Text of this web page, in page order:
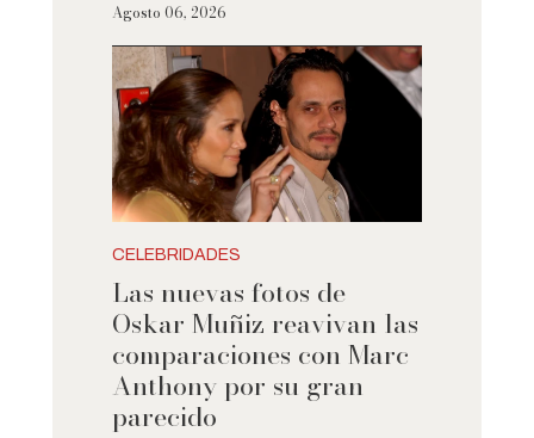
Agosto 06, 2026
CELEBRIDADES
Las nuevas fotos de
Oskar Muñiz reavivan las
comparaciones con Marc
Anthony por su gran
parecido